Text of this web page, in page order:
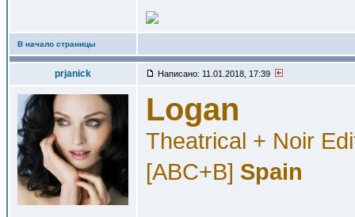
В начало страницы
prjanick Написано: 11.01.2018, 17:39
Logan
Theatrical + Noir
[ABC+B] Spain